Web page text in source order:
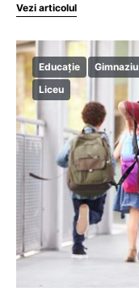
Vezi articolul
Educație Gimnaziu
Liceu